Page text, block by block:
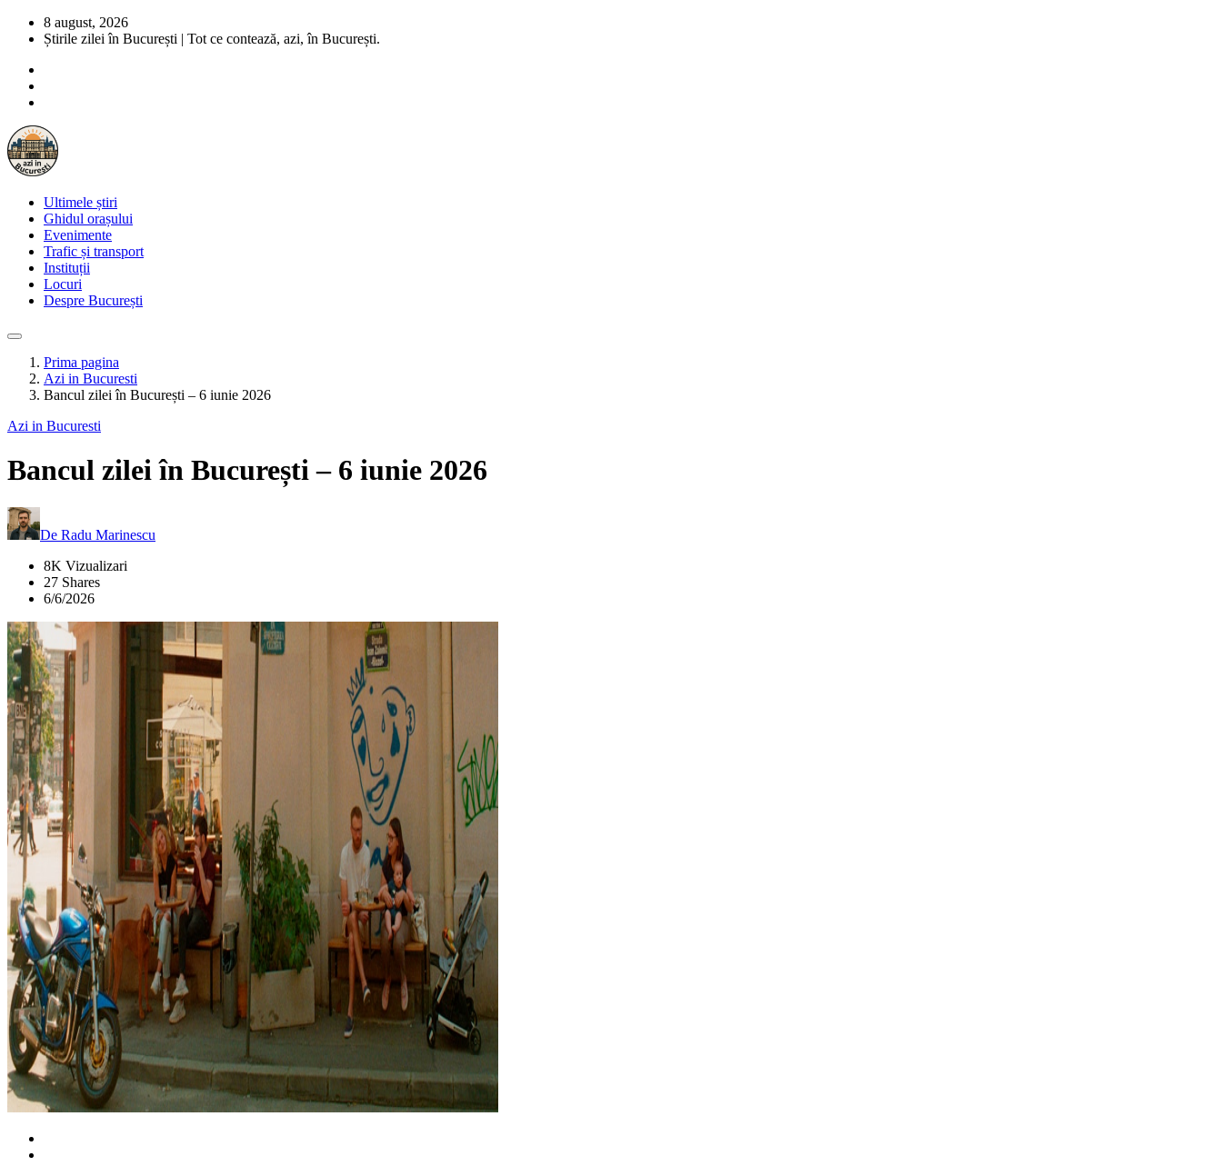
8 august, 2026
Știrile zilei în București | Tot ce contează, azi, în București.
Ultimele știri
Ghidul orașului
Evenimente
Trafic și transport
Instituții
Locuri
Despre București
Prima pagina
Azi in Bucuresti
Bancul zilei în București – 6 iunie 2026
Azi in Bucuresti
Bancul zilei în București – 6 iunie 2026
De Radu Marinescu
8K Vizualizari
27 Shares
6/6/2026